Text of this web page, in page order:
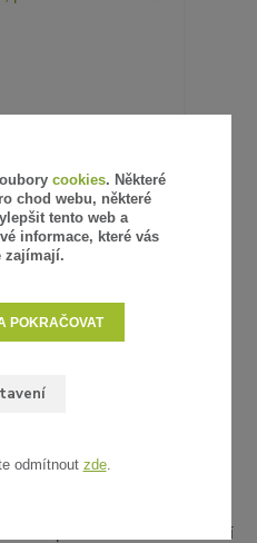
PŘEVLEČNÉ MATICE -
1"
DO KOŠÍKU
filtrů a vyberte si ten
systém. S našimi produkty
a bezproblémové zavlažování
cookies. Některé
chod webu, některé
tento web a
informace, které vás
zajímají.
POKRAČOVAT
odmítnout zde.